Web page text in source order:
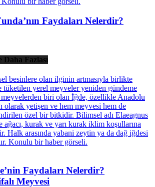
Faydaları Nelerdir?
Fazlası
Faydaları Nelerdir?
Meyvesi